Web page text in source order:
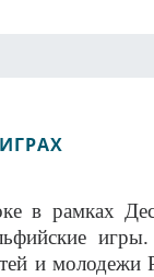
в рамках
игры.
и